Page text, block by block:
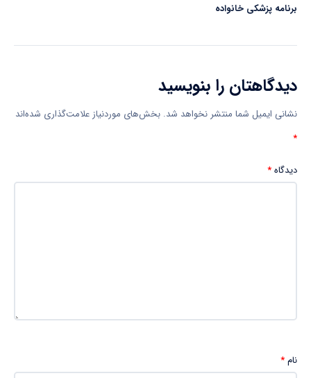
برنامه پزشکی خانواده
دیدگاهتان را بنویسید
نشانی ایمیل شما منتشر نخواهد شد. بخش‌های موردنیاز علامت‌گذاری شده‌اند
*
دیدگاه*
نام*